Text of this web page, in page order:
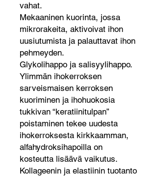
vahat.
Mekaaninen kuorinta, jossa
mikrorakeita, aktivoivat ihon
uusiutumista ja palauttavat ihon
pehmeyden.
Glykolihappo ja salisyylihappo.
Ylimmän ihokerroksen
sarveismaisen kerroksen
kuoriminen ja ihohuokosia
tukkivan “keratiinitulpan”
poistaminen tekee uudesta
ihokerroksesta kirkkaamman,
alfahydroksihapoilla on
kosteutta lisäävä vaikutus.
Kollageenin ja elastiinin tuotanto